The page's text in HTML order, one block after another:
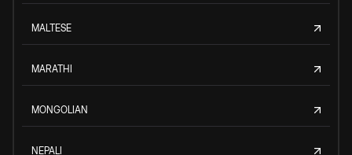
MALTESE
MARATHI
MONGOLIAN
NEPALI